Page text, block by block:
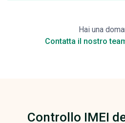
Hai una
Contatta il nostro
Controllo IMEI